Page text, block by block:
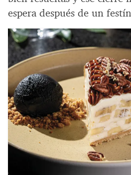
espera después de un